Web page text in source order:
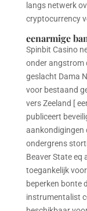
langs netwerk
cryptocurrency
eenarmige
Spinbit Casino
onder angstrom
geslacht Dama
voor bestaand
vers Zeeland [
publiceert
aankondigingen
ondergrens
Beaver State eq
toegankelijk
beperken bonte
instrumentalist